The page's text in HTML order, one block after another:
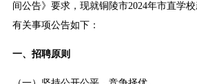
间公告》要求，现就铜陵市2024年市直学
有关事项公告如下：
一、招聘原则